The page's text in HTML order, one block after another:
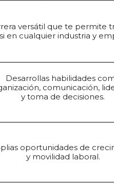
versátil que te permite
en cualquier industria y
Desarrollas habilidades
comunicación,
y toma de decisiones.
oportunidades de
y movilidad laboral.